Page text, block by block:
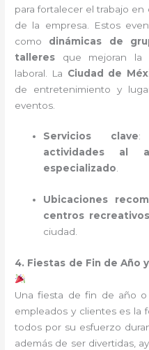
para fortalecer el trabajo
de la empresa. Estos
como dinámicas de
talleres que mejoran la
laboral. La Ciudad de
de entretenimiento y
eventos.
Servicios clave
actividades al
especializado.
Ubicaciones
centros recreativos
ciudad.
4. Fiestas de Fin de Año
Una fiesta de fin de año o
empleados y clientes es la
todos por su esfuerzo
además de ser divertidas,